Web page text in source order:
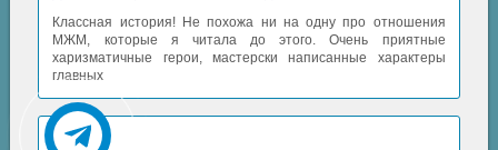
Классная история! Не похожа ни на одну про отношения
МЖМ, которые я читала до этого. Очень приятные
харизматичные герои, мастерски написанные характеры
главных
Аида